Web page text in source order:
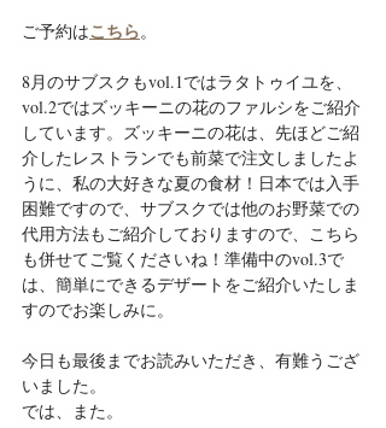
ご予約はこちら。
8月のサブスクもvol.1ではラタトゥイユを、
vol.2ではズッキーニの花のファルシをご紹介
しています。ズッキーニの花は、先ほどご紹
介したレストランでも前菜で注文しましたよ
うに、私の大好きな夏の食材！日本では入手
困難ですので、サブスクでは他のお野菜での
代用方法もご紹介しておりますので、こちら
も併せてご覧くださいね！準備中のvol.3で
は、簡単にできるデザートをご紹介いたしま
すのでお楽しみに。
今日も最後までお読みいただき、有難うござ
いました。
では、また。